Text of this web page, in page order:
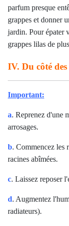
parfum presque
grappes et donner
jardin. Pour épater
grappes lilas de
IV. Du côté
Important:
a. Reprenez d'une
arrosages.
b. Commencez les
racines abîmées.
c. Laissez reposer
d. Augmentez
radiateurs).